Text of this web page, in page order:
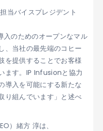
当バイスプレジデント
入のためのオープンなマル
、当社の最先端のコヒー
を提供することでお客様
ます。IP Infusionと協力
導入を可能にする新たな
り組んでいます」と述べ
）緒方 淳は、